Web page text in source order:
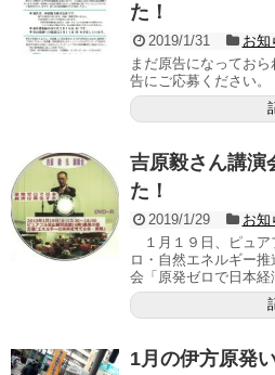
た！
2019/1/31
お知
ま だ 原 告 に な っ て お
告にご 応 募 く だ さ
吉原毅さん講演
た！
2019/1/29
お知
１月１９日、ピュア
ロ・自然エネルギー
会「原発ゼロで日本
1月の伊方原発